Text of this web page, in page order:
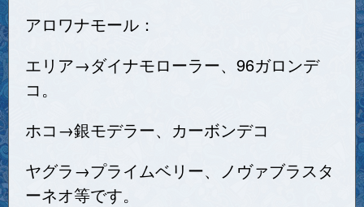
アロワナモール：
エリア→ダイナモローラー、96ガロンデ
コ。
ホコ→銀モデラー、カーボンデコ
ヤグラ→プライムベリー、ノヴァブラスタ
ーネオ等です。